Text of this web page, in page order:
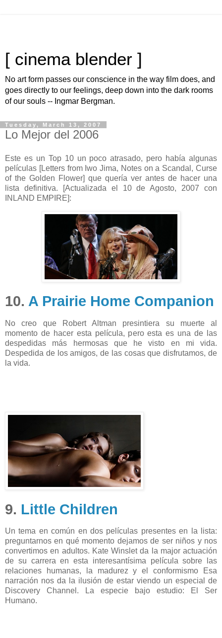
[ cinema blender ]
No art form passes our conscience in the way film does, and
goes directly to our feelings, deep down into the dark rooms
of our souls -- Ingmar Bergman.
Tuesday, March 13, 2007
Lo Mejor del 2006
Este es un Top 10 un poco atrasado, pero había algunas
películas [Letters from Iwo Jima, Notes on a Scandal, Curse
of the Golden Flower] que quería ver antes de hacer una
lista definitiva. [Actualizada el 10 de Agosto, 2007 con
INLAND EMPIRE]:
10. A Prairie Home Companion
No creo que Robert Altman presintiera su muerte al
momento de hacer esta película, pero esta es una de las
despedidas más hermosas que he visto en mi vida.
Despedida de los amigos, de las cosas que disfrutamos, de
la vida.
9. Little Children
Un tema en común en dos películas presentes en la lista:
preguntarnos en qué momento dejamos de ser niños y nos
convertimos en adultos. Kate Winslet da la major actuación
de su carrera en esta interesantísima película sobre las
relaciones humanas, la madurez y el conformismo Esa
narración nos da la ilusión de estar viendo un especial de
Discovery Channel. La especie bajo estudio: El Ser
Humano.